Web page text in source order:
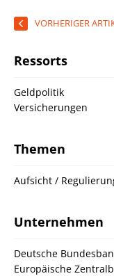
VORHERIGER
Ressorts
Geldpolitik
Versicherungen
Themen
Aufsicht /
Unternehmen
Deutsche
Europäische